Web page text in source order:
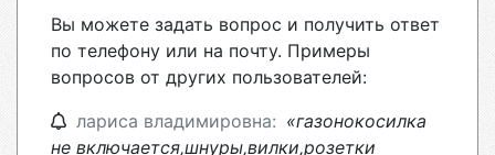
Вы можете задать вопрос и получить ответ
по телефону или на почту. Примеры
вопросов от других пользователей:
лариса владимировна: «газонокосилка
не включается,шнуры,вилки,розетки